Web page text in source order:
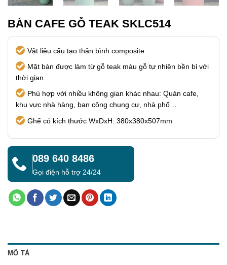
BÀN CAFE GỖ TEAK SKLC514
Vật liệu cấu tạo thân bình composite
Mặt bàn được làm từ gỗ teak màu gỗ tự nhiên bền bỉ với
thời gian.
Phù hợp với nhiều không gian khác nhau: Quán cafe,
khu vực nhà hàng, ban công chung cư, nhà phố…
Ghế có kích thước WxDxH: 380x380x507mm
089 640 8486
Gọi điện hỗ trợ 24/24
MÔ TẢ